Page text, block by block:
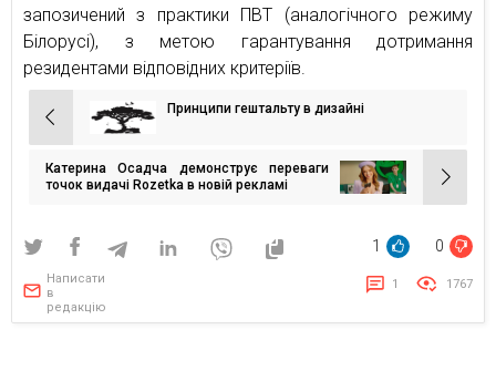
запозичений з практики ПВТ (аналогічного режиму
Білорусі), з метою гарантування дотримання
резидентами відповідних критеріїв.
Навігація
записів
Принципи гештальту в дизайні
Катерина Осадча демонструє переваги
точок видачі Rozetka в новій рекламі
1 0
Написати
в
редакцію
1 1767